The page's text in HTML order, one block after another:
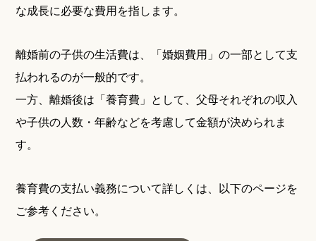
な成長に必要な費用を指します。
離婚前の子供の生活費は、「婚姻費用」の一部として支
払われるのが一般的です。
一方、離婚後は「養育費」として、父母それぞれの収入
や子供の人数・年齢などを考慮して金額が決められま
す。
養育費の支払い義務について詳しくは、以下のページを
ご参考ください。